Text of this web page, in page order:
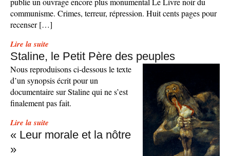
communisme. Crimes, terreur, répression. Huit cents pages pour
recenser […]
Lire la suite
Staline, le Petit Père des peuples
Nous reproduisons ci-dessous le texte
d’un synopsis écrit pour un
documentaire sur Staline qui ne s’est
finalement pas fait.
Lire la suite
« Leur morale et la nôtre
»